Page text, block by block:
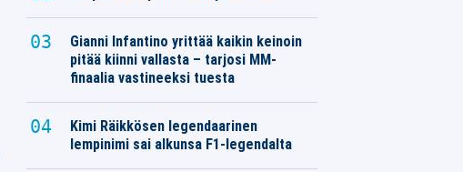
Gianni Infantino yrittää kaikin keinoin
pitää kiinni vallasta – tarjosi MM-
finaalia vastineeksi tuesta
Kimi Räikkösen legendaarinen
lempinimi sai alkunsa F1-legendalta